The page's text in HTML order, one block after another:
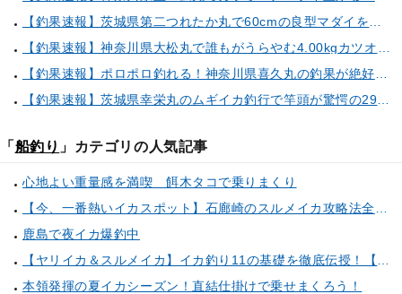
「 船釣り 」カテゴリの人気記事
心地よい重量感を満喫 餌木タコで乗りまくり
鹿島で夜イカ爆釣中
本領発揮の夏イカシーズン！直結仕掛けで乗せまくろう！